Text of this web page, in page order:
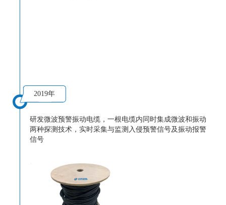
2019年
研发微波预警振动电缆，一根电缆内同时集成微波和振动
两种探测技术，实时采集与监测入侵预警信号及振动报警
信号